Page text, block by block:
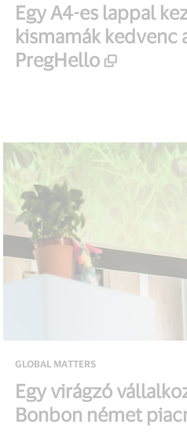
Egy A4-es lappal
kismamák kedvenc
PregHello
GLOBAL MATTERS
Egy virágzó
Bonbon német